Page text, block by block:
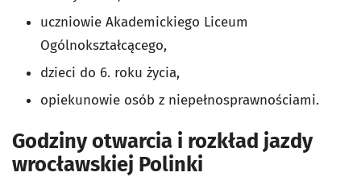
uczniowie Akademickiego Liceum
Ogólnokształcącego,
dzieci do 6. roku życia,
opiekunowie osób z niepełnosprawnościami.
Godziny otwarcia i rozkład jazdy
wrocławskiej Polinki